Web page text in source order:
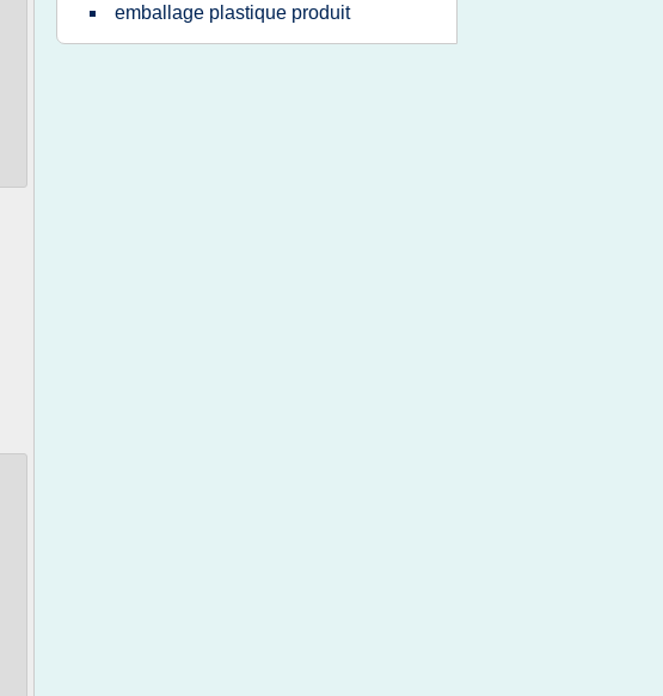
emballage plastique produit